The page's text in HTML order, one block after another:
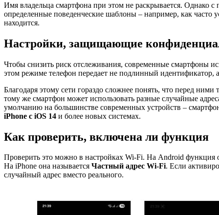
Имя владельца смартфона при этом не раскрывается. Однако
определенные поведенческие шаблоны – например, как часто
находится.
Настройки, защищающие
Чтобы снизить риск отслеживания, современные смартфоны
этом режиме телефон передает не подлинный идентификатор,
Благодаря этому сети гораздо сложнее понять, что перед
тому же смартфон может использовать разные случайные
умолчанию на большинстве современных устройств –
iPhone с iOS 14 и более новых системах.
Как проверить, включена ли функция
Проверить это можно в настройках Wi-Fi. На Android функция
На iPhone она называется Частный адрес Wi-Fi. Если
случайный адрес вместо реального.